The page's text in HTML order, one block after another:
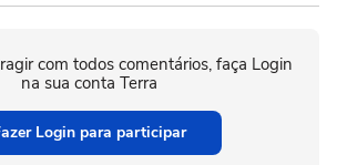
com todos comentários, faça Login
na sua conta Terra
Login para participar